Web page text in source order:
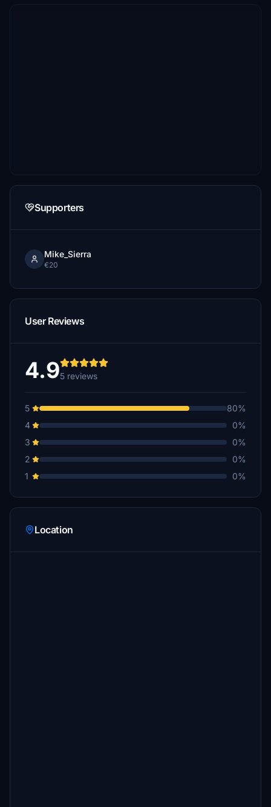
Supporters
Mike_Sierra
€20
User Reviews
4.95 reviews
5
80%
4
0%
3
0%
2
0%
1
0%
Location